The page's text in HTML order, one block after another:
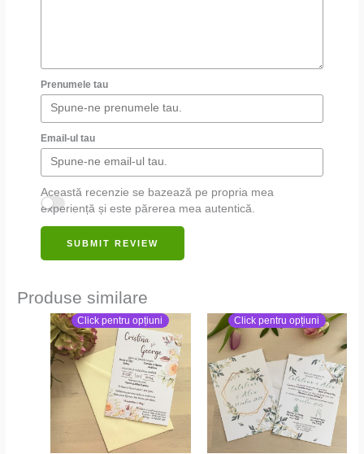
Prenumele tau
Email-ul tau
Această recenzie se bazează pe propria mea
experiență și este părerea mea autentică.
SUBMIT REVIEW
Produse similare
Click pentru opțiuni Click pentru opțiuni